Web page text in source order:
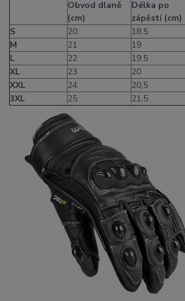
Obvod dlaně
(cm)
Délka po
zápěstí (cm)
S
20 18,5
M
21 19
L
22 19,5
XL
23 20
XXL
24 20,5
3XL
25 21,5